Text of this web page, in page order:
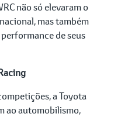
não só elevaram o
mas também
de seus
a Toyota
ao automobilismo,